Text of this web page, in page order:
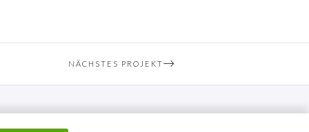
NÄCHSTES PROJEKT